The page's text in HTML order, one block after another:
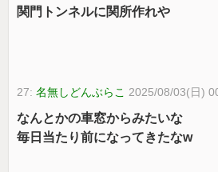
関門トンネルに関所作れや
27:名無しどんぶらこ 2025/08/03(日)
なんとかの車窓からみたいな
毎日当たり前になってきたなw